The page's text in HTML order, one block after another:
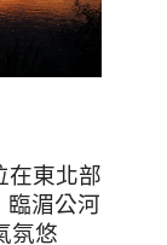
在東北部
臨湄公河
氛悠